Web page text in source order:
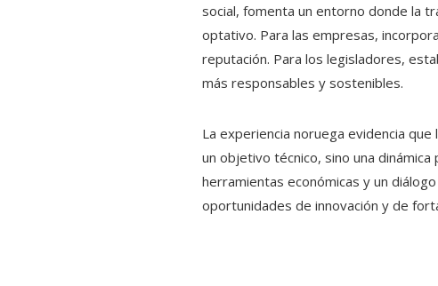
social, fomenta un entorno donde la
optativo. Para las empresas,
reputación. Para los legisladores,
más responsables y sostenibles.
La experiencia noruega evidencia
un objetivo técnico, sino una
herramientas económicas y un
oportunidades de innovación y de